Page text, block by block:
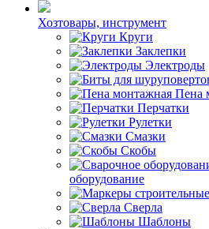
Хозтовары, инструмент
Круги
Заклепки
Электроды
Пена
Перчатки
Рулетки
Смазки
Скобы
оборудование
Сверла
Шаблоны